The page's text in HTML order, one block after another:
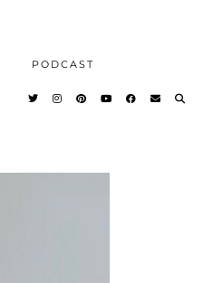
PODCAST